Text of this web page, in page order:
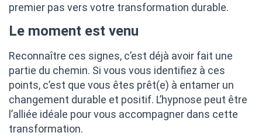
premier pas vers votre transformation durable.
Le moment est venu
Reconnaître ces signes, c’est déjà avoir fait une
partie du chemin. Si vous vous identifiez à ces
points, c’est que vous êtes prêt(e) à entamer un
changement durable et positif. L’hypnose peut être
l’alliée idéale pour vous accompagner dans cette
transformation.